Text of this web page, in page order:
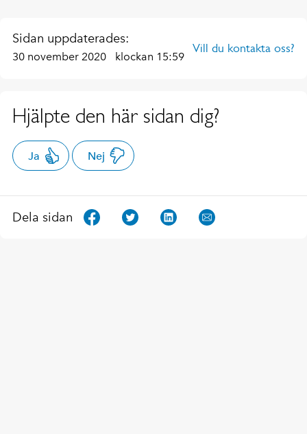
Sidan uppdaterades:
30 november 2020 klockan 15:59
Vill du kontakta oss?
Hjälpte den här sidan dig?
Ja Nej
Dela sidan